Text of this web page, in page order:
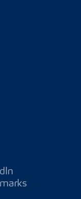
Energiforum
|